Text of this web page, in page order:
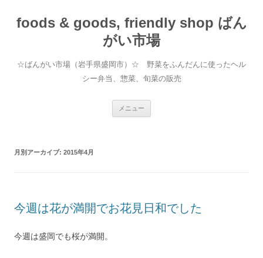
foods & goods, friendly shop ばん
がい市場
☆ばんがい市場（岩手県盛岡市）☆ 野菜をふんだんに使ったヘル
シー弁当、惣菜、旬菜の販売
メニュー
月別アーカイブ: 2015年4月
今週は花が満開でお花見日和でした
今週は盛岡でも桜が満開。